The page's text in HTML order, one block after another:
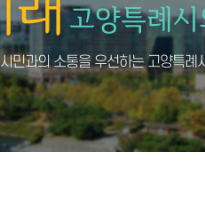
민과의 소통을 우선하는 고양특례